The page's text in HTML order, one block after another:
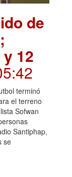
de
12
terminó
el terreno
Sofwan
Santiphap,
se